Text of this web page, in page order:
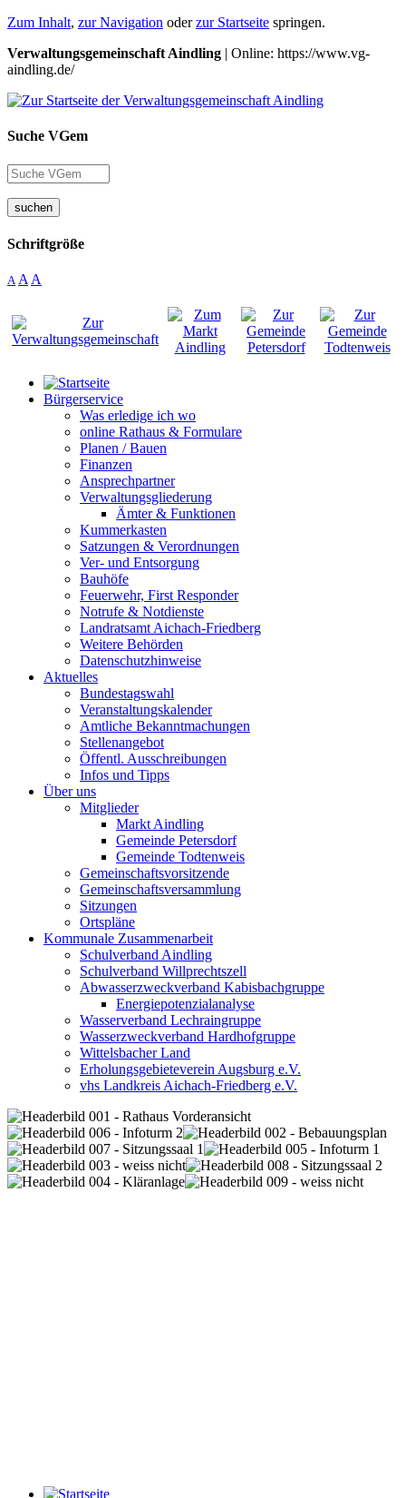
Zum Inhalt, zur Navigation oderzur Startseite springen.
Verwaltungsgemeinschaft Aindling | Online: https://www.vg-
aindling.de/
Suche VGem
suchen
Schriftgröße
A A A
Bürgerservice
Was erledige ich wo
online Rathaus & Formulare
Planen / Bauen
Finanzen
Ansprechpartner
Verwaltungsgliederung
Ämter & Funktionen
Kummerkasten
Satzungen & Verordnungen
Ver- und Entsorgung
Bauhöfe
Feuerwehr, First Responder
Notrufe & Notdienste
Landratsamt Aichach-Friedberg
Weitere Behörden
Datenschutzhinweise
Aktuelles
Bundestagswahl
Veranstaltungskalender
Amtliche Bekanntmachungen
Stellenangebot
Öffentl. Ausschreibungen
Infos und Tipps
Über uns
Mitglieder
Markt Aindling
Gemeinde Petersdorf
Gemeinde Todtenweis
Gemeinschaftsvorsitzende
Gemeinschaftsversammlung
Sitzungen
Ortspläne
Kommunale Zusammenarbeit
Schulverband Aindling
Schulverband Willprechtszell
Abwasserzweckverband Kabisbachgruppe
Energiepotenzialanalyse
Wasserverband Lechraingruppe
Wasserzweckverband Hardhofgruppe
Wittelsbacher Land
Erholungsgebieteverein Augsburg e.V.
vhs Landkreis Aichach-Friedberg e.V.